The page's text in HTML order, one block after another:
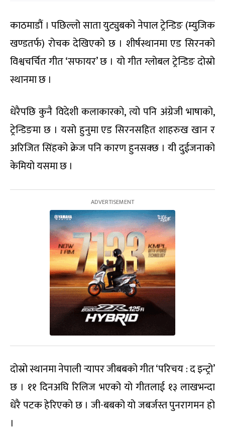
काठमाडौं । पछिल्लो साता युट्युबको नेपाल ट्रेन्डिङ (म्युजिक
खण्डतर्फ) रोचक देखिएको छ । शीर्षस्थानमा एड सिरनको
विश्वचर्चित गीत ‘सफायर’ छ । यो गीत ग्लोबल ट्रेन्डिङ दोस्रो
स्थानमा छ ।
धेरैपछि कुनै विदेशी कलाकारको, त्यो पनि अंग्रेजी भाषाको,
ट्रेन्डिङमा छ । यसो हुनुमा एड सिरनसहित शाहरुख खान र
अरिजित सिंहको क्रेज पनि कारण हुनसक्छ । यी दुईजनाको
केमियो यसमा छ ।
दोस्रो स्थानमा नेपाली र्‍यापर जीबबको गीत ‘परिचय : द इन्ट्रो’
छ । ११ दिनअघि रिलिज भएको यो गीतलाई १३ लाखभन्दा
धेरै पटक हेरिएको छ । जी-बबको यो जबर्जस्त पुनरागमन हो
।